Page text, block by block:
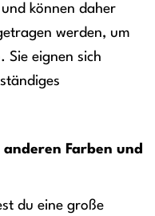
können daher
werden, um
Sie eignen sich
Farben und
du eine große